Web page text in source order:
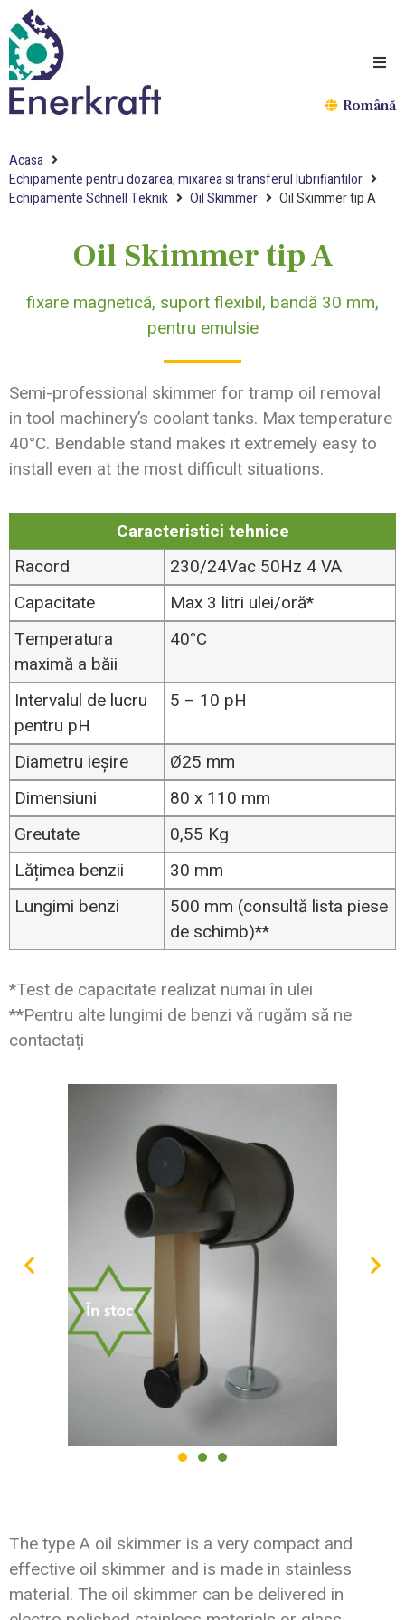
Română
Acasa
Echipamente pentru dozarea, mixarea si transferul lubrifiantilor
Echipamente Schnell Teknik
Oil Skimmer Oil Skimmer tip A
Oil Skimmer tip A
fixare magnetică, suport flexibil, bandă 30 mm,
pentru emulsie
Semi-professional skimmer for tramp oil removal
in tool machinery’s coolant tanks. Max temperature
40°C. Bendable stand makes it extremely easy to
install even at the most difficult situations.
Caracteristici tehnice
Racord
230/24Vac 50Hz 4 VA
Capacitate
Max 3 litri ulei/oră*
Temperatura
maximă a băii
40°C
Intervalul de lucru
pentru pH
5 – 10 pH
Diametru ieșire
Ø25 mm
Dimensiuni
80 x 110 mm
Greutate
0,55 Kg
Lățimea benzii
30 mm
Lungimi benzi
500 mm (consultă lista piese
de schimb)**
*Test de capacitate realizat numai în ulei
**Pentru alte lungimi de benzi vă rugăm să ne
contactați
The type A oil skimmer is a very compact and
effective oil skimmer and is made in stainless
material. The oil skimmer can be delivered in